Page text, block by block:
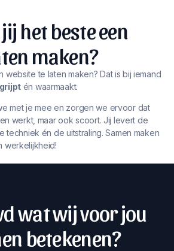
het beste een
maken?
website te laten maken? Dat is bij iemand
én waarmaakt.
met je mee en zorgen we ervoor dat
werkt, maar ook scoort. Jij levert de
techniek én de uitstraling. Samen maken
werkelijkheid!
wat wij voor jou
betekenen?